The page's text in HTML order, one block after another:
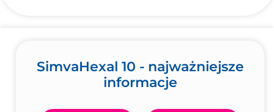
SimvaHexal 10 - najważniejsze
informacje